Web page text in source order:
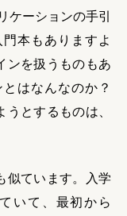
ケーションの手引
本もありますよ
ンを扱うものもあ
はなんなのか？
とするものは、
似ています。入学
いて、最初から